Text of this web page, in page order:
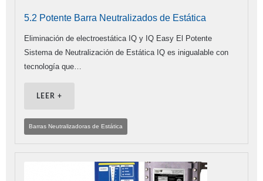
5.2 Potente Barra Neutralizados de Estática
Eliminación de electroestática IQ y IQ Easy El Potente
Sistema de Neutralización de Estática IQ es inigualable con
tecnología que…
LEER +
Barras Neutralizadoras de Estática